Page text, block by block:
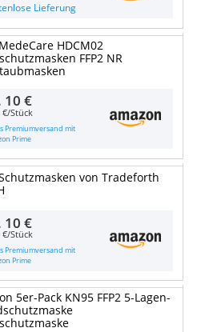
Lieferung
HDCM02
FFP2 NR
10 €
€/Stück
Premiumversand mit
Prime
Schutzmasken von Tradeforth
10 €
€/Stück
Premiumversand mit
Prime
5er-Pack KN95 FFP2 5-Lagen-